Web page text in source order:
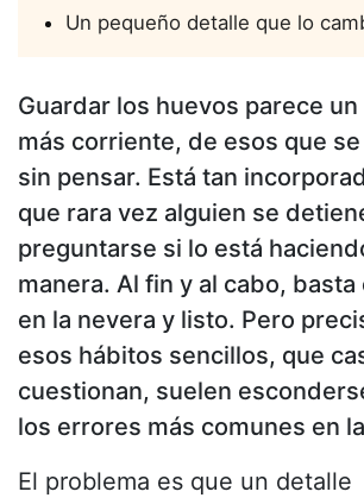
Un pequeño detalle que lo
Guardar los huevos parece
más corriente, de esos que
sin pensar. Está tan
que rara vez alguien se
preguntarse si lo está
manera. Al fin y al cabo,
en la nevera y listo. Pero
esos hábitos sencillos, que
cuestionan, suelen
los errores más comunes en
El problema es que un detalle